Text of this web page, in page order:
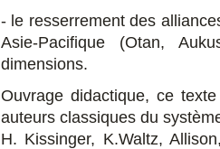
- le resserrement des
Asie-Pacifique (Otan,
dimensions.
Ouvrage didactique, ce
auteurs classiques du
H. Kissinger, K.Waltz,